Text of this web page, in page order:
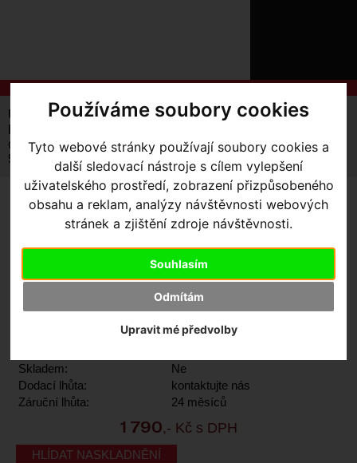
Používáme soubory cookies
Tyto webové stránky používají soubory cookies a
další sledovací nástroje s cílem vylepšení
uživatelského prostředí, zobrazení přizpůsobeného
obsahu a reklam, analýzy návštěvnosti webových
stránek a zjištění zdroje návštěvnosti.
Souhlasím
Odmítám
Upravit mé předvolby
O
REGISTRACE
ZTRATILI
Úvodní strana Komponenty
Náboje
Ořech FHB FORMULA XD DRIVER FREEHUB 11 SPD (FH-
535HA)
OŘECH FHB FORMULA XD
DRIVER FREEHUB 11 SPD
Specialized
Skladem:
Ne
Dodací lhůta:
kontaktujte nás
Záruční lhůta:
24 měsíců
1 790,- Kč s DPH
HLÍDAT NASKLADNĚNÍ